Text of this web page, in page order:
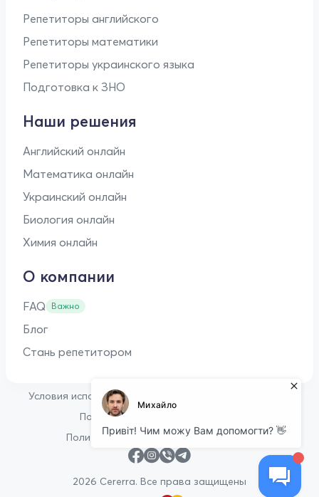
Репетиторы английского
Репетиторы математики
Репетиторы украинского языка
Подготовка к ЗНО
Наши решения
Английский онлайн
Математика онлайн
Украинский онлайн
Биология онлайн
Химия онлайн
О компании
FAQ Важно
Блог
Стань репетитором
2026 Cererra. Все права защищены
Условия использования
Политика конфиденциальности
Политика в отношении файлов cookie